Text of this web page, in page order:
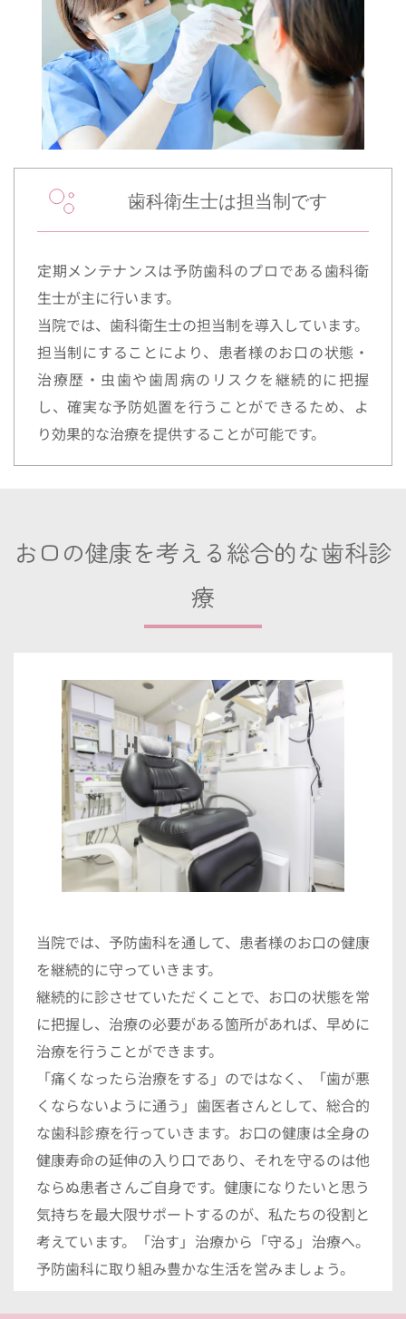
歯科衛生士は担当制です
定期メンテナンスは予防歯科のプロである歯科衛
生士が主に行います。
当院では、歯科衛生士の担当制を導入しています。
担当制にすることにより、患者様のお口の状態・
治療歴・虫歯や歯周病のリスクを継続的に把握
し、確実な予防処置を行うことができるため、よ
り効果的な治療を提供することが可能です。
お口の健康を考える総合的な歯科診
療
当院では、予防歯科を通して、患者様のお口の健康
を継続的に守っていきます。
継続的に診させていただくことで、お口の状態を常
に把握し、治療の必要がある箇所があれば、早めに
治療を行うことができます。
「痛くなったら治療をする」のではなく、「歯が悪
くならないように通う」歯医者さんとして、総合的
な歯科診療を行っていきます。お口の健康は全身の
健康寿命の延伸の入り口であり、それを守るのは他
ならぬ患者さんご自身です。健康になりたいと思う
気持ちを最大限サポートするのが、私たちの役割と
考えています。「治す」治療から「守る」治療へ。
予防歯科に取り組み豊かな生活を営みましょう。